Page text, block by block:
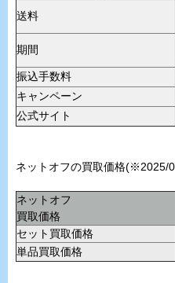
送料
期間
振込手数料
キャンペーン
公式サイト
ネットオフの買取価格(※2025/
ネットオフ
買取価格
セット買取価格
単品買取価格